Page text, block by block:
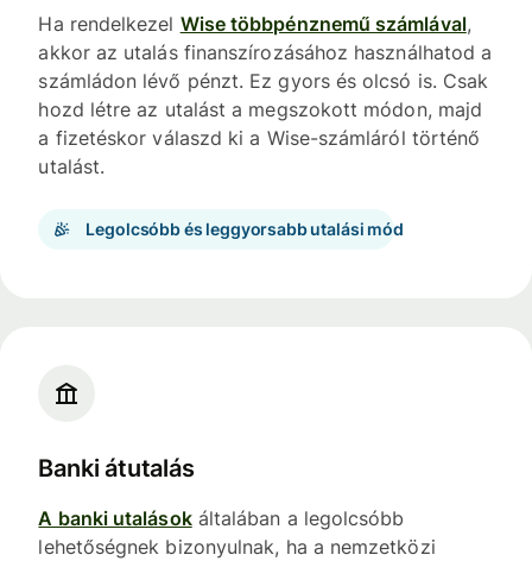
Ha rendelkezel Wise többpénznemű számlával,
akkor az utalás finanszírozásához használhatod a
számládon lévő pénzt. Ez gyors és olcsó is. Csak
hozd létre az utalást a megszokott módon, majd
a fizetéskor válaszd ki a Wise-számláról történő
utalást.
Legolcsóbb és leggyorsabb utalási mód
Banki átutalás
A banki utalásokáltalában a legolcsóbb
lehetőségnek bizonyulnak, ha a nemzetközi